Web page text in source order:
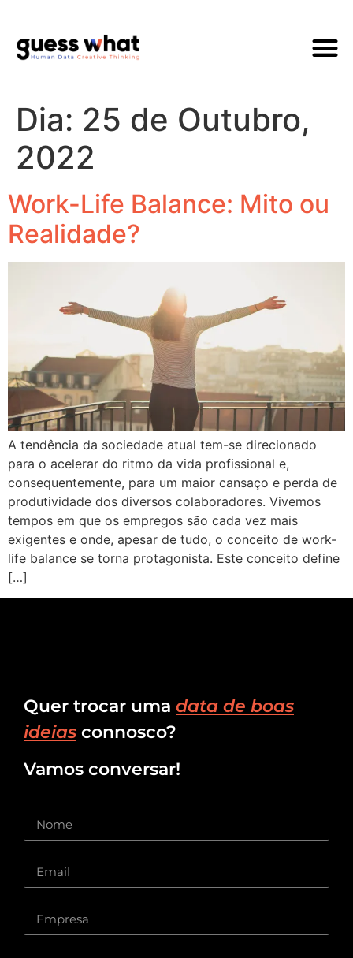
Dia: 25 de Outubro,
2022
Work-Life Balance: Mito ou
Realidade?
A tendência da sociedade atual tem-se direcionado
para o acelerar do ritmo da vida profissional e,
consequentemente, para um maior cansaço e perda de
produtividade dos diversos colaboradores. Vivemos
tempos em que os empregos são cada vez mais
exigentes e onde, apesar de tudo, o conceito de work-
life balance se torna protagonista. Este conceito define
[…]
Quer trocar uma data de boas
ideias connosco?
Vamos conversar!